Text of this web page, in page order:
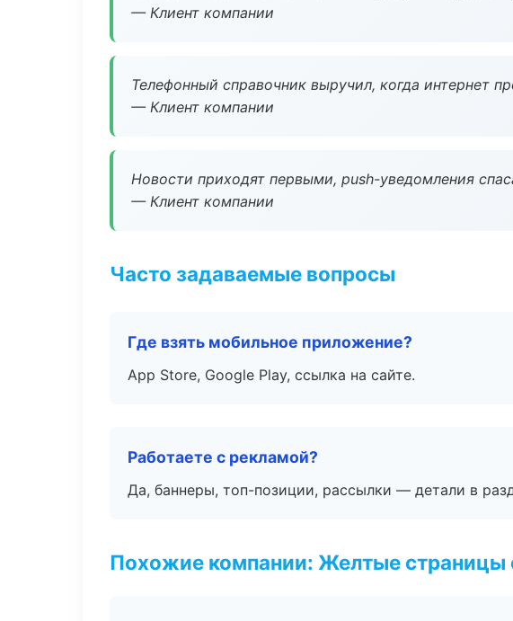
— Клиент компании
Телефонный справочник выручил, когда интернет
— Клиент компании
Новости приходят первыми, push-уведомления
— Клиент компании
Часто задаваемые вопросы
Где взять мобильное приложение?
App Store, Google Play, ссылка на сайте.
Работаете с рекламой?
Да, баннеры, топ-позиции, рассылки — детали в
Похожие компании: Желтые страницы